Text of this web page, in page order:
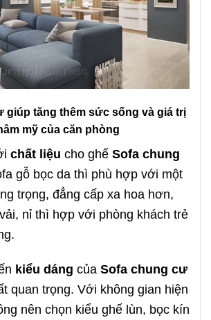
giúp tăng thêm sức sống và giá trị
mỹ của căn phòng
chất liệu cho ghế Sofa chung
gỗ bọc da thì phù hợp với một
trọng, đẳng cấp xa hoa hơn,
nỉ thì hợp với phòng khách trẻ
kiểu dáng của Sofa chung cư
quan trọng. Với không gian hiện
nên chọn kiểu ghế lùn, bọc kín